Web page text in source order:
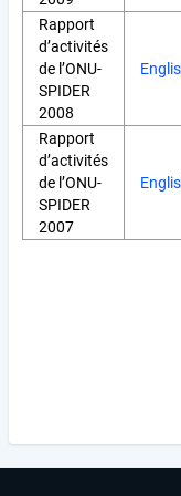
Rapport
d’activités
de l’ONU-
SPIDER
2008
Rapport
d’activités
de l’ONU-
SPIDER
2007